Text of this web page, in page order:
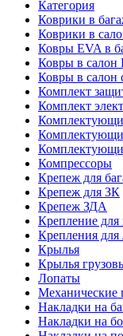
Категория
Коврики в
Коврики в
Ковры EVA в
Ковры в салон
Ковры в салон
Комплект
Комплект
Компрессоры
Крепеж для
Крепеж для ЗК
Крепеж ЗДА
Крепление для
Крепления
Крылья
Крылья
Лопаты
Механические
Накладки на
Накладки на